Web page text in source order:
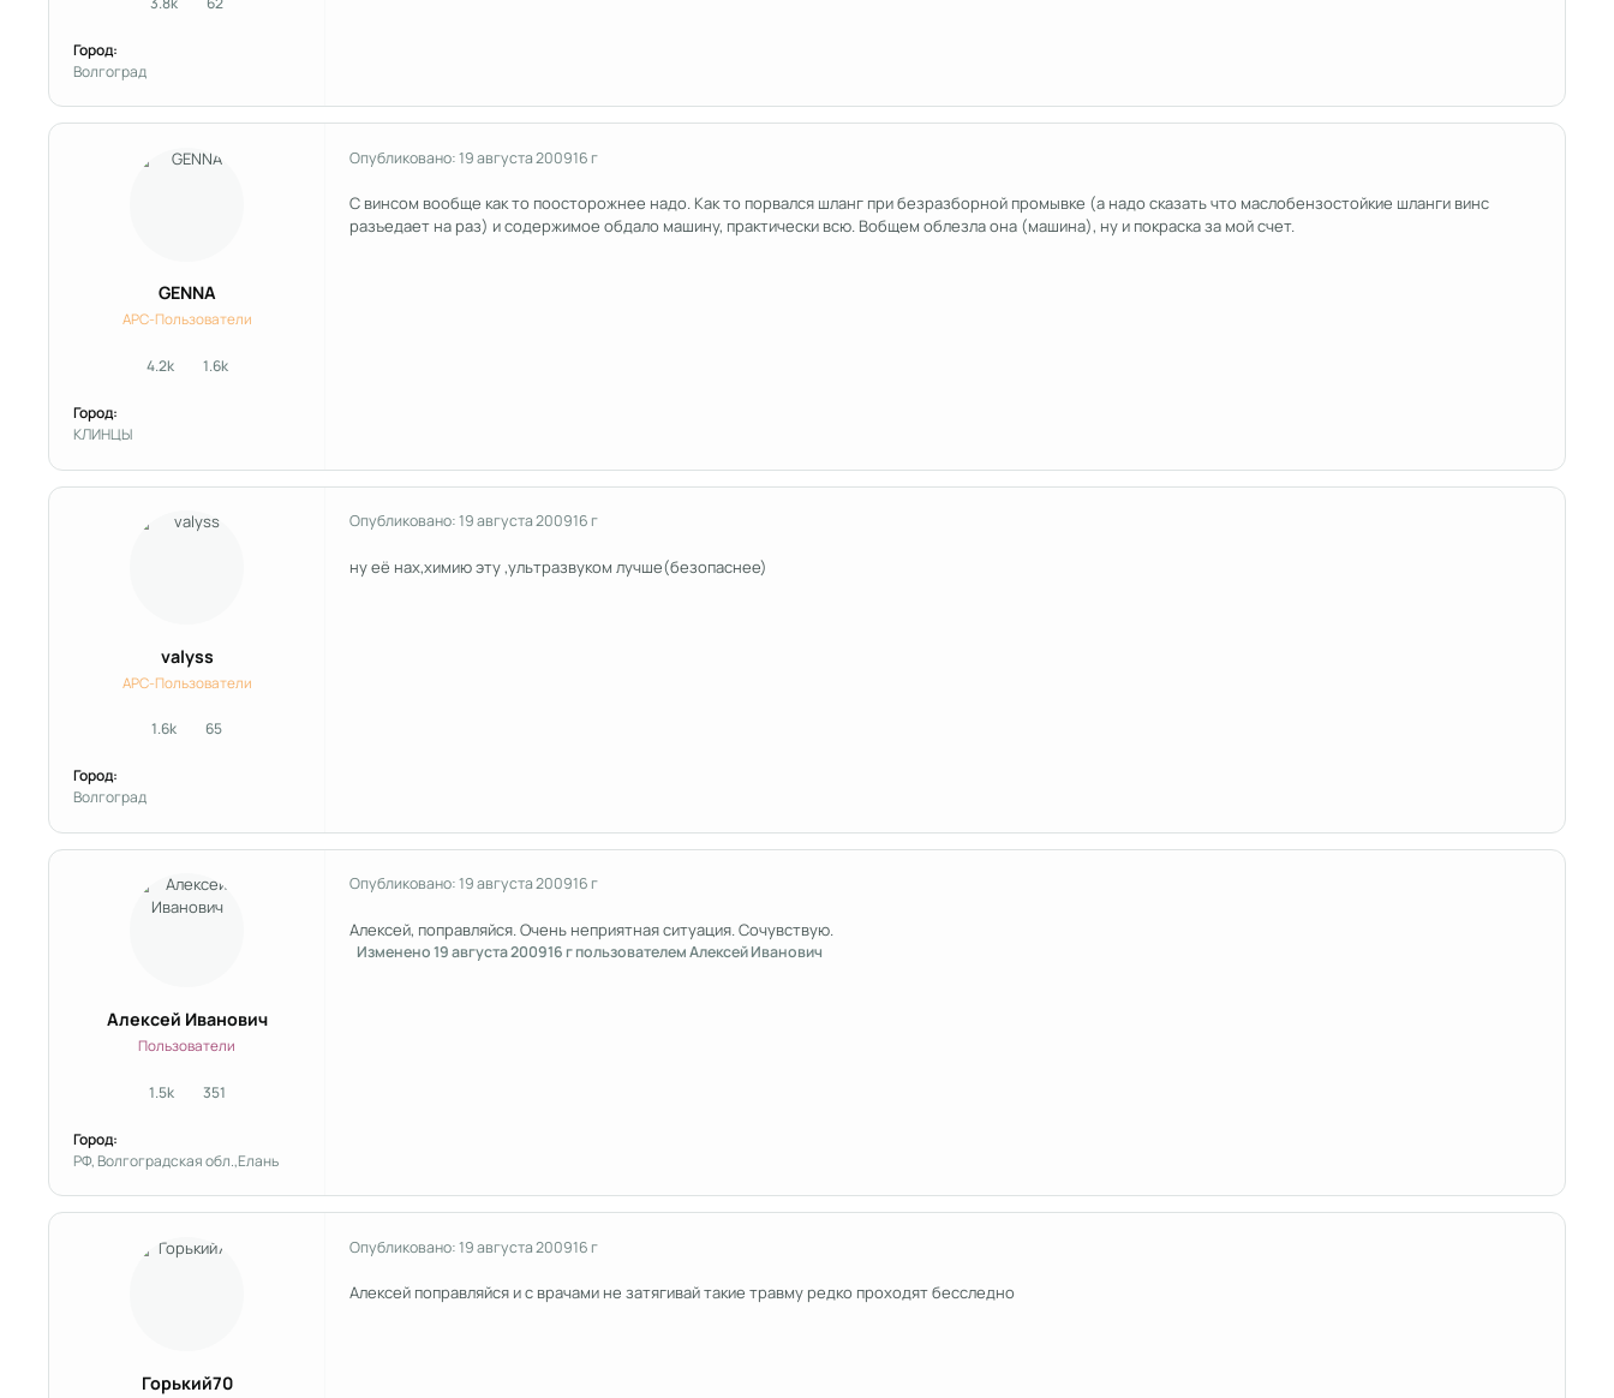
сообщенияРепутация
Город:
Волгоград
GENNA
APC-Пользователи
4.2kсообщения
1.6kРепутация
Город:
КЛИНЦЫ
Опубликовано:19 августа 200916 г
С винсом вообще как то поосторожнее надо. Как то порвался шланг при безразборной промывке (а надо сказать что маслобензостойкие шланги винс
разъедает на раз) и содержимое обдало машину, практически всю. Вобщем облезла она (машина), ну и покраска за мой счет.
valyss
APC-Пользователи
1.6kсообщения
65Репутация
Город:
Волгоград
Опубликовано:19 августа 200916 г
ну её нах,химию эту ,ультразвуком лучше(безопаснее)
Алексей Иванович
Пользователи
1.5kсообщения
351Репутация
Город:
РФ, Волгоградская обл.,Елань
Опубликовано:19 августа 200916 г
Алексей, поправляйся. Очень неприятная ситуация. Сочувствую.
Изменено19 августа 200916 гпользователем Алексей Иванович
Горький70
Опубликовано:19 августа 200916 г
Алексей поправляйся и с врачами не затягивай такие травму редко проходят бесследно